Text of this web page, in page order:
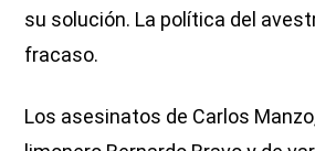
su solución. La política del
fracaso.
Los asesinatos de Carlos